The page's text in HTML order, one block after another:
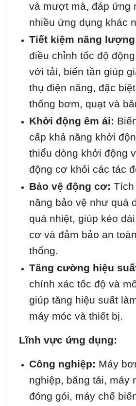
và mượt mà, đáp ứng
nhiều ứng dụng khác
Tiết kiệm năng
điều chỉnh tốc độ
với tải, biến tần giúp
thụ điện năng, đặc
thống bơm, quạt và
Khởi động êm ái:
cấp khả năng khởi
thiểu dòng khởi động
động cơ khỏi các tác
Bảo vệ động cơ:
năng bảo vệ như quá
quá nhiệt, giúp kéo
cơ và đảm bảo an
thống.
Tăng cường hiệu
chính xác tốc độ và
giúp tăng hiệu suất
máy móc và thiết bị.
Lĩnh vực ứng dụng:
Công nghiệp: Máy
nghiệp, băng tải, máy
đóng gói, máy chế